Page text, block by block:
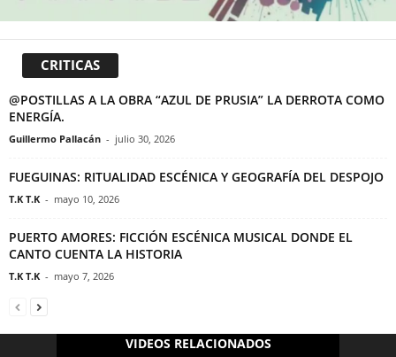
CRITICAS
@POSTILLAS A LA OBRA “AZUL DE PRUSIA” LA DERROTA COMO
ENERGÍA.
Guillermo Pallacán - julio 30, 2026
FUEGUINAS: RITUALIDAD ESCÉNICA Y GEOGRAFÍA DEL DESPOJO
T.K T.K - mayo 10, 2026
PUERTO AMORES: FICCIÓN ESCÉNICA MUSICAL DONDE EL
CANTO CUENTA LA HISTORIA
T.K T.K - mayo 7, 2026
VIDEOS RELACIONADOS